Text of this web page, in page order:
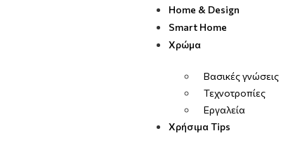
Home & Design
Smart Home
Χρώμα
Βασικές γνώσεις
Τεχνοτροπίες
Εργαλεία
Χρήσιμα Tips